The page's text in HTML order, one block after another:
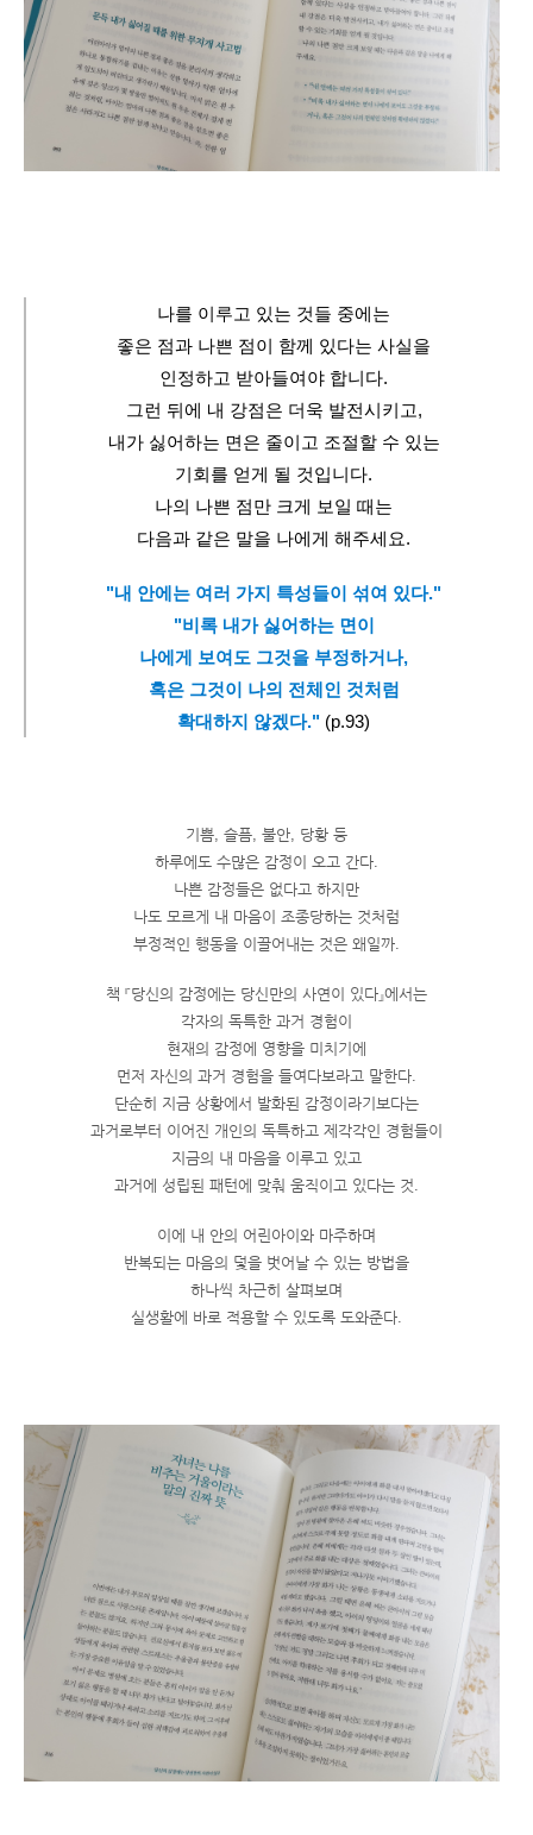
나를 이루고 있는 것들 중에는
좋은 점과 나쁜 점이 함께 있다는 사실을
인정하고 받아들여야 합니다.
그런 뒤에 내 강점은 더욱 발전시키고,
내가 싫어하는 면은 줄이고 조절할 수 있는
기회를 얻게 될 것입니다.
나의 나쁜 점만 크게 보일 때는
다음과 같은 말을 나에게 해주세요.
"내 안에는 여러 가지 특성들이 섞여 있다."
"비록 내가 싫어하는 면이
나에게 보여도 그것을 부정하거나,
혹은 그것이 나의 전체인 것처럼
확대하지 않겠다." (p.93)
기쁨, 슬픔, 불안, 당황 등
하루에도 수많은 감정이 오고 간다.
나쁜 감정들은 없다고 하지만
나도 모르게 내 마음이 조종당하는 것처럼
부정적인 행동을 이끌어내는 것은 왜일까.
책 『당신의 감정에는 당신만의 사연이 있다』에서는
각자의 독특한 과거 경험이
현재의 감정에 영향을 미치기에
먼저 자신의 과거 경험을 들여다보라고 말한다.
단순히 지금 상황에서 발화된 감정이라기보다는
과거로부터 이어진 개인의 독특하고 제각각인 경험들이
지금의 내 마음을 이루고 있고
과거에 성립된 패턴에 맞춰 움직이고 있다는 것.
이에 내 안의 어린아이와 마주하며
반복되는 마음의 덫을 벗어날 수 있는 방법을
하나씩 차근히 살펴보며
실생활에 바로 적용할 수 있도록 도와준다.